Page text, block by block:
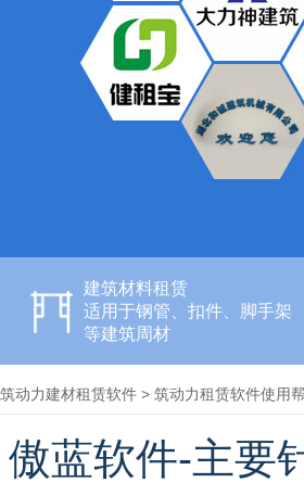
建筑材料租赁
适用于钢管、扣件、脚手架
等建筑周材
筑动力建材租赁软件 > 筑动力租赁软件使用
傲蓝软件-主要